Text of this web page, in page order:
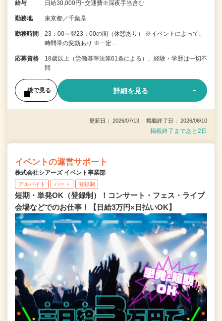
給与 日給30,000円+交通費※深夜手当含む
勤務地 東京都／千葉県
勤務時間
23：00～翌23：00の間（休憩あり） ※イベントによって、
時間帯の変動あり ※一定…
応募資格
18歳以上（労働基準法第61条による）、経験・学歴は一切不
問
後で見る 詳細を見る
更新日： 2026/07/13 掲載終了日： 2026/08/10
掲載終了まであと2日
イベントの運営サポート
株式会社シアーズ イベント事業部
アルバイト パート 登録制
短期・単発OK（登録制）！コンサート・フェス・ライブ
会場などでのお仕事！【日給3万円×日払いOK】